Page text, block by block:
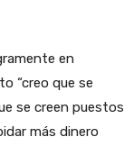
en
“creo que se
se creen puestos
más dinero